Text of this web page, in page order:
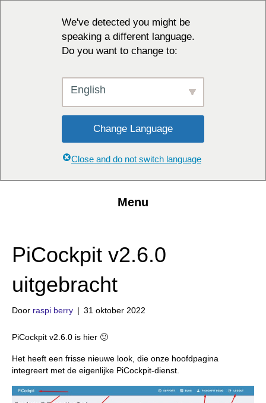
We've detected you might be
speaking a different language.
Do you want to change to:
English
Change Language
Close and do not switch language
Menu
PiCockpit v2.6.0
uitgebracht
Door raspi berry | 31 oktober 2022
PiCockpit v2.6.0 is hier 🙂
Het heeft een frisse nieuwe look, die onze hoofdpagina
integreert met de eigenlijke PiCockpit-dienst.